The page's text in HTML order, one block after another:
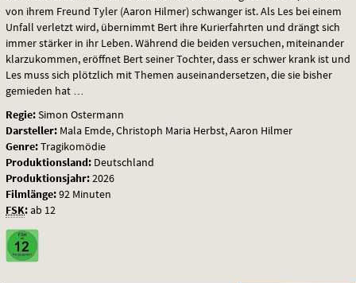
von ihrem Freund Tyler (Aaron Hilmer) schwanger ist. Als Les bei einem
Unfall verletzt wird, übernimmt Bert ihre Kurierfahrten und drängt sich
immer stärker in ihr Leben. Während die beiden versuchen, miteinander
klarzukommen, eröffnet Bert seiner Tochter, dass er schwer krank ist und
Les muss sich plötzlich mit Themen auseinandersetzen, die sie bisher
gemieden hat …
Regie:Simon Ostermann
Darsteller: Mala Emde, Christoph Maria Herbst, Aaron Hilmer
Genre:Tragikomödie
Produktionsland: Deutschland
Produktionsjahr:2026
Filmlänge:92 Minuten
FSK:ab 12